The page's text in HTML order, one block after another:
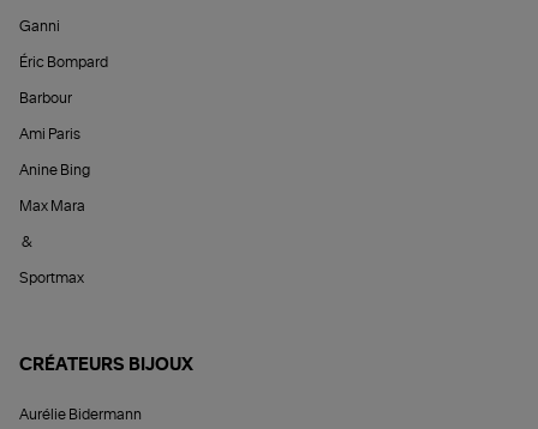
Ganni
Éric Bompard
Barbour
Ami Paris
Anine Bing
Max Mara
&
Sportmax
CRÉATEURS BIJOUX
Aurélie Bidermann